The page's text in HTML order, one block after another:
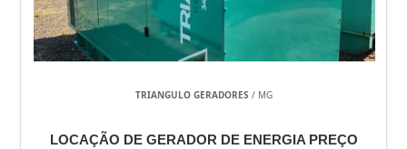
TRIANGULO GERADORES / MG
LOCAÇÃO DE GERADOR DE ENERGIA PREÇO